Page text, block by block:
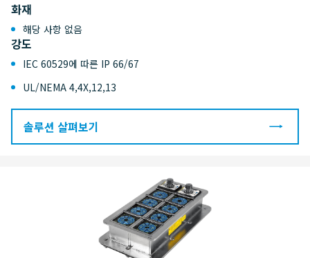
화재
해당 사항 없음
강도
IEC 60529에 따른 IP 66/67
UL/NEMA 4,4X,12,13
솔루션 살펴보기